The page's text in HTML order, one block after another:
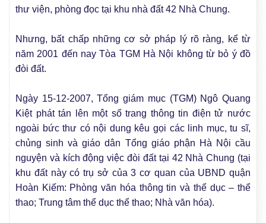
thư viện, phòng đọc tại khu nhà đất 42 Nhà Chung.
Nhưng, bất chấp những cơ sở pháp lý rõ ràng, kể từ
năm 2001 đến nay Tòa TGM Hà Nội không từ bỏ ý đồ
đòi đất.
Ngày 15-12-2007, Tổng giám mục (TGM) Ngô Quang
Kiệt phát tán lên một số trang thông tin điện tử nước
ngoài bức thư có nội dung kêu gọi các linh mục, tu sĩ,
chủng sinh và giáo dân Tổng giáo phận Hà Nội cầu
nguyện và kích động việc đòi đất tại 42 Nhà Chung (tại
khu đất này có trụ sở của 3 cơ quan của UBND quận
Hoàn Kiếm: Phòng văn hóa thông tin và thể dục – thể
thao; Trung tâm thể dục thể thao; Nhà văn hóa).